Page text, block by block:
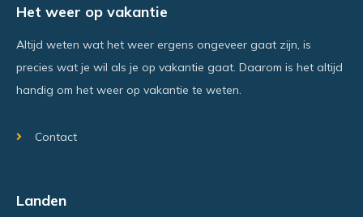
Het weer op vakantie
Altijd weten wat het weer ergens ongeveer gaat zijn, is
precies wat je wil als je op vakantie gaat. Daarom is het altijd
handig om het weer op vakantie te weten.
Contact
Landen